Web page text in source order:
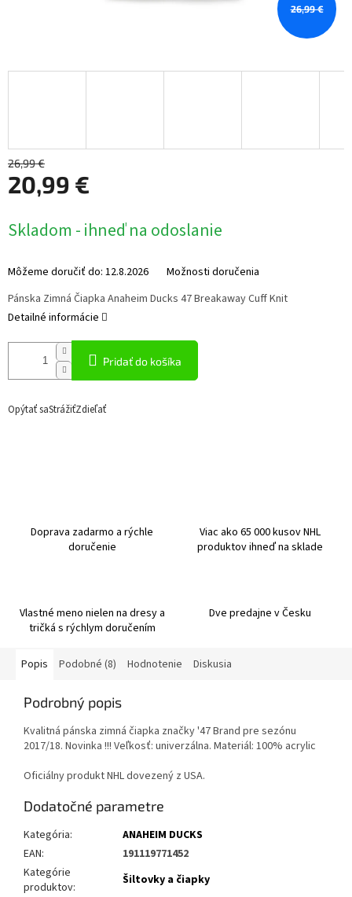
26,99 €
26,99 €
20,99 €
cena:
Skladom - ihneď na odoslanie
Môžeme doručiť do: 12.8.2026 Možnosti doručenia
Pridať do košíka
Pánska Zimná Čiapka Anaheim Ducks 47 Breakaway Cuff Knit
Detailné informácie
Opýtať saStrážiťZdieľať
Doprava zadarmo a rýchle
doručenie
Viac ako 65 000 kusov NHL
produktov ihneď na sklade
Vlastné meno nielen na dresy a
tričká s rýchlym doručením
Dve predajne v Česku
Popis Podobné (8) Hodnotenie Diskusia
Podrobný popis
Kvalitná pánska zimná čiapka značky '47 Brand pre sezónu
2017/18. Novinka !!! Veľkosť: univerzálna. Materiál: 100% acrylic
Oficiálny produkt NHL dovezený z USA.
Dodatočné parametre
Kategória:
ANAHEIM DUCKS
EAN:
191119771452
Kategórie
produktov:
Šiltovky a čiapky